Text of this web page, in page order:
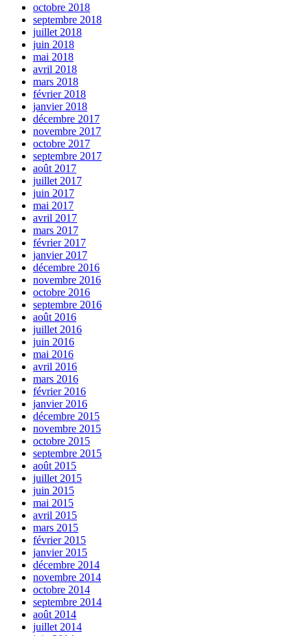
octobre 2018
septembre 2018
juillet 2018
juin 2018
mai 2018
avril 2018
mars 2018
février 2018
janvier 2018
décembre 2017
novembre 2017
octobre 2017
septembre 2017
août 2017
juillet 2017
juin 2017
mai 2017
avril 2017
mars 2017
février 2017
janvier 2017
décembre 2016
novembre 2016
octobre 2016
septembre 2016
août 2016
juillet 2016
juin 2016
mai 2016
avril 2016
mars 2016
février 2016
janvier 2016
décembre 2015
novembre 2015
octobre 2015
septembre 2015
août 2015
juillet 2015
juin 2015
mai 2015
avril 2015
mars 2015
février 2015
janvier 2015
décembre 2014
novembre 2014
octobre 2014
septembre 2014
août 2014
juillet 2014